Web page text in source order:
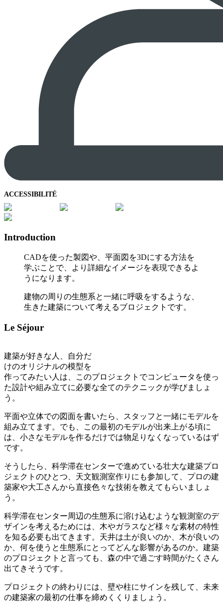
ACCESSIBILITÉ
Introduction
CADを使った製図や、平面図を3Dにする方法を
学ぶことで、より詳細なイメージを表現できるよ
うになります。
建物の周りの生態系と一緒に呼吸をするような、
生きた建築について考えるブロジェクトです。
Le Séjour
建築が好きな人、自分だ
けのオリジナルの模型を
作ってみたい人は、このプロジェクトでコンピュータを使っ
た設計や組み立てに必要な全てのテクニックが学びましょ
う。
平面や立体での図面を書いたら、スタッフと一緒にモデルを
組み立てます。でも、この最初のモデルが出来上がる頃に
は、小さなモデルを作るだけでは物足りなくなっているはず
です。
そうしたら、科学滞在センターで進めている壮大な建築プロ
ジェクトのひとつ、天文観測室作りにも参加して、プロの建
築家や大工さんから直接色々な技術を教えてもらいましょ
う。
科学滞在センター周辺の生態系に溶け込むような観測室のデ
ザインを考えるためには、木やガラスなど様々な素材の特性
を知る必要も出てきます。天井は土が良いのか、木が良いの
か、何を使うと生態系にとってどんな影響があるのか。建築
のプロジェクトと言っても、森の中で過ごす時間がたくさん
出てきそうです。
プロジェクトの終わりには、壁や柱にサインを残して、未来
の建築家の最初の仕事を締めくくりましょう。